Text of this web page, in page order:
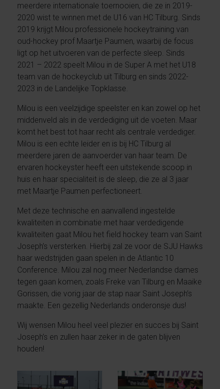
meerdere internationale toernooien, die ze in 2019-
2020 wist te winnen met de U16 van HC Tilburg. Sinds
2019 krijgt Milou professionele hockeytraining van
oud-hockey prof Maartje Paumen, waarbij de focus
ligt op het uitvoeren van de perfecte sleep. Sinds
2021 – 2022 speelt Milou in de Super A met het U18
team van de hockeyclub uit Tilburg en sinds 2022-
2023 in de Landelijke Topklasse.
Milou is een veelzijdige speelster en kan zowel op het
middenveld als in de verdediging uit de voeten. Maar
komt het best tot haar recht als centrale verdediger.
Milou is een echte leider en is bij HC Tilburg al
meerdere jaren de aanvoerder van haar team. De
ervaren hockeyster heeft een uitstekende scoop in
huis en haar specialiteit is de sleep, die ze al 3 jaar
met Maartje Paumen perfectioneert.
Met deze technische en aanvallend ingestelde
kwaliteiten in combinatie met haar verdedigende
kwaliteiten gaat Milou het field hockey team van Saint
Joseph’s versterken. Hierbij zal ze voor de SJU Hawks
haar wedstrijden gaan spelen in de Atlantic 10
Conference. Milou zal nog meer Nederlandse dames
tegen gaan komen, zoals Freke van Tilburg en Maaike
Gorissen, die vorig jaar de stap naar Saint Joseph’s
maakte. Een gezellig Nederlands onderonsje dus!
Wij wensen Milou heel veel plezier en succes bij Saint
Joseph’s en zullen haar zeker in de gaten blijven
houden!